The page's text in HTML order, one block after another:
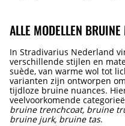
ALLE MODELLEN
In Stradivarius Nederland
verschillende stijlen en
suède, van warme wol tot
varianten zijn ontworpen
tijdloze bruine nuances.
veelvoorkomende
bruine trenchcoat, bruine
bruine jurk, bruine tas.